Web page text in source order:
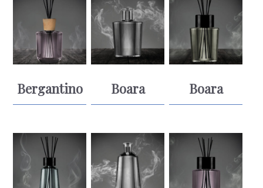
Bergantino Boara Boara